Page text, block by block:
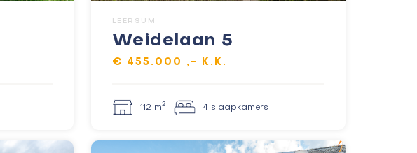
LEERSUM
Weidelaan 5
€ 455.000 ,- K.K.
112 m2 4 slaapkamers